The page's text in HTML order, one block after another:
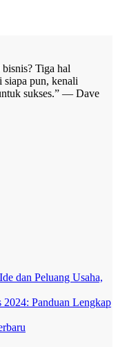
Tiga hal
siapa pun, kenali
sukses.” — Dave
dan Peluang Usaha,
Panduan Lengkap